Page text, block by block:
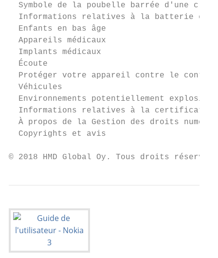
Symbole de la poubelle barrée d'une
Informations relatives à la batterie et
Enfants en bas âge
Appareils médicaux
Implants médicaux
Écoute
Protéger votre appareil contre le
Véhicules
Environnements potentiellement explosifs
Informations relatives à la
À propos de la Gestion des droits
Copyrights et avis
© 2018 HMD Global Oy. Tous droits